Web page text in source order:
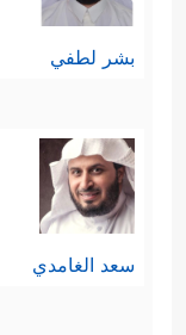
بشر لطفي
سعد الغامدي